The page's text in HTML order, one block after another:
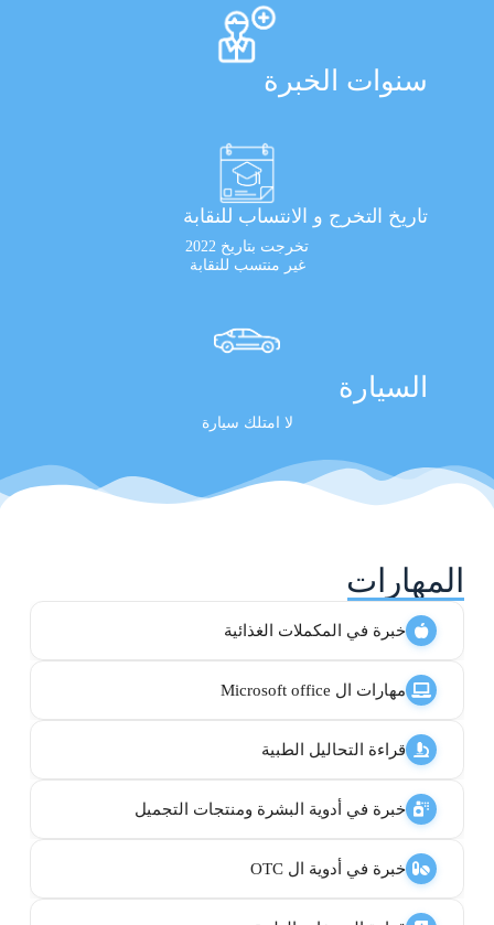
سنوات الخبرة
تاريخ التخرج و الانتساب للنقابة
تخرجت بتاريخ 2022
غير منتسب للنقابة
السيارة
لا امتلك سيارة
المهارات
خبرة في المكملات الغذائية
مهارات ال Microsoft office
قراءة التحاليل الطبية
خبرة في أدوية البشرة ومنتجات التجميل
خبرة في أدوية ال OTC